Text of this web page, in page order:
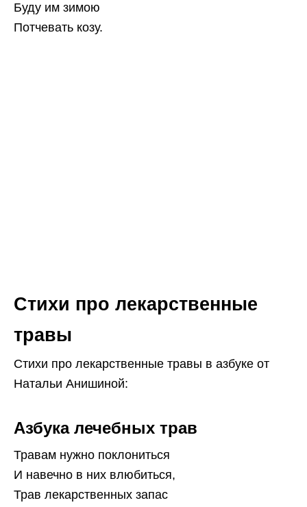
Буду им зимою
Потчевать козу.
Стихи про лекарственные
травы
Стихи про лекарственные травы в азбуке от
Натальи Анишиной:
Азбука лечебных трав
Травам нужно поклониться
И навечно в них влюбиться,
Трав лекарственных запас